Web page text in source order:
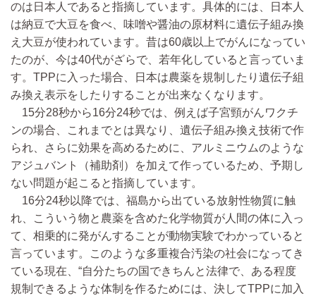
のは日本人であると指摘しています。具体的には、日本人
は納豆で大豆を食べ、味噌や醤油の原材料に遺伝子組み換
え大豆が使われています。昔は60歳以上でがんになってい
たのが、今は40代がざらで、若年化していると言っていま
す。TPPに入った場合、日本は農薬を規制したり遺伝子組
み換え表示をしたりすることが出来なくなります。
15分28秒から16分24秒では、例えば子宮頸がんワクチ
ンの場合、これまでとは異なり、遺伝子組み換え技術で作
られ、さらに効果を高めるために、アルミニウムのような
アジュバント（補助剤）を加えて作っているため、予期し
ない問題が起こると指摘しています。
16分24秒以降では、福島から出ている放射性物質に触
れ、こういう物と農薬を含めた化学物質が人間の体に入っ
て、相乗的に発がんすることが動物実験でわかっていると
言っています。このような多重複合汚染の社会になってき
ている現在、“自分たちの国できちんと法律で、ある程度
規制できるような体制を作るためには、決してTPPに加入